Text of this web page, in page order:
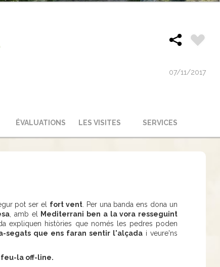
07/11/2017
ÉVALUATIONS LES VISITES SERVICES
pot ser el fort vent. Per una banda ens dona un
, amb el Mediterrani ben a la vora resseguint
expliquen històries que només les pedres poden
segats que ens faran sentir l'alçada i veure'ns
feu-la off-line.